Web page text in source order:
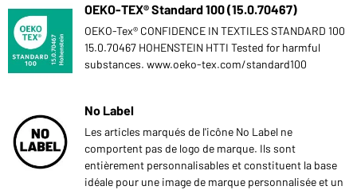
OEKO-TEX® Standard 100 (15.0.70467)
OEKO-Tex® CONFIDENCE IN TEXTILES STANDARD 100
15.0.70467 HOHENSTEIN HTTI Tested for harmful
substances. www.oeko-tex.com/standard100
No Label
Les articles marqués de l'icône No Label ne
comportent pas de logo de marque. Ils sont
entièrement personnalisables et constituent la base
idéale pour une image de marque personnalisée et un